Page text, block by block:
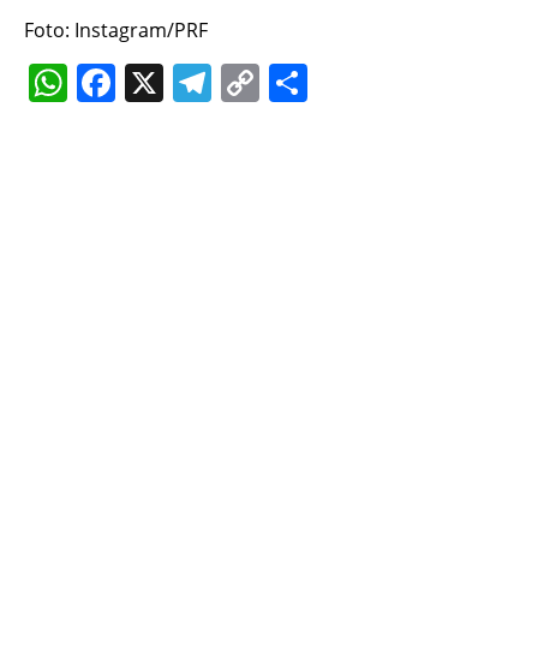
Foto: Instagram/PRF
WhatsApp
Facebook
X Telegram
Copy